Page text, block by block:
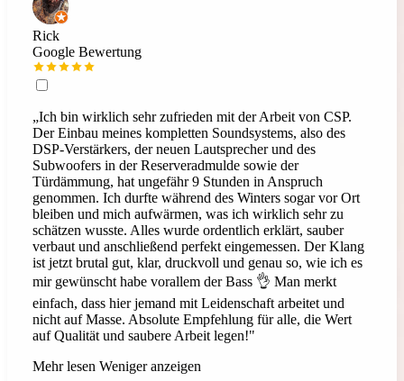
Rick
Google Bewertung
„Ich bin wirklich sehr zufrieden mit der Arbeit von CSP.
Der Einbau meines kompletten Soundsystems, also des
DSP-Verstärkers, der neuen Lautsprecher und des
Subwoofers in der Reserveradmulde sowie der
Türdämmung, hat ungefähr 9 Stunden in Anspruch
genommen. Ich durfte während des Winters sogar vor Ort
bleiben und mich aufwärmen, was ich wirklich sehr zu
schätzen wusste. Alles wurde ordentlich erklärt, sauber
verbaut und anschließend perfekt eingemessen. Der Klang
ist jetzt brutal gut, klar, druckvoll und genau so, wie ich es
mir gewünscht habe vorallem der Bass 👌 Man merkt
einfach, dass hier jemand mit Leidenschaft arbeitet und
nicht auf Masse. Absolute Empfehlung für alle, die Wert
auf Qualität und saubere Arbeit legen!"
Mehr lesen Weniger anzeigen